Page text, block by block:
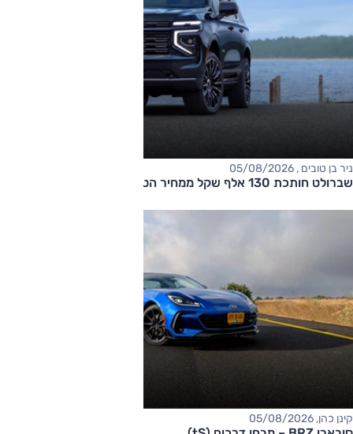
ניר בן טובים , 05/08/2026
שברולט חותכת 130 אלף שקל ממחיר הטאהו
קינן כהן, 05/08/2026